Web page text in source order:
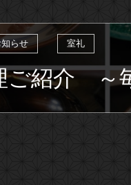
知らせ 室礼
ご紹介 ～